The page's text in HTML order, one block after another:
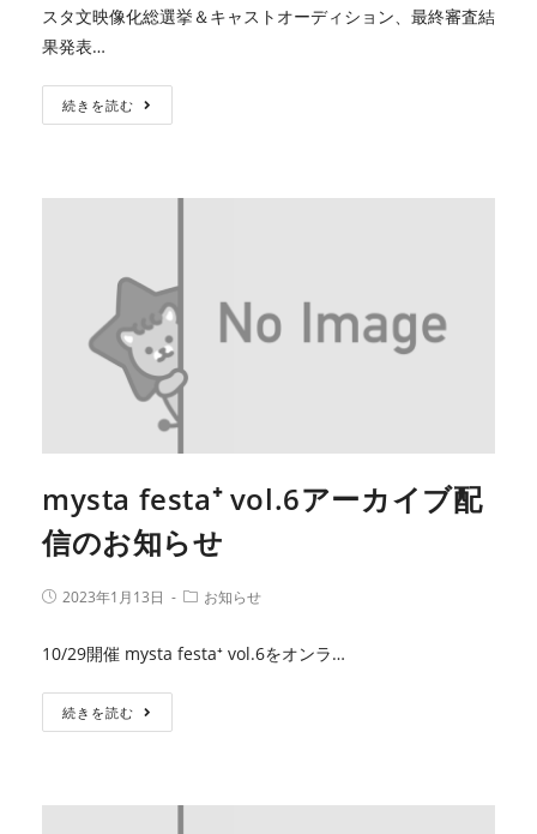
スタ文映像化総選挙＆キャストオーディション、最終審査結
果発表…
続きを読む
mysta festa⁺ vol.6アーカイブ配
信のお知らせ
2023年1月13日 お知らせ
10/29開催 mysta festa⁺ vol.6をオンラ…
続きを読む